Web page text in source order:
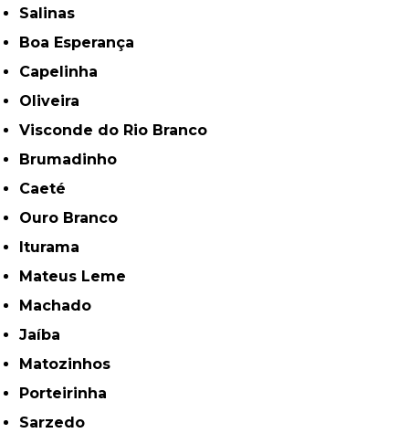
Salinas
Boa Esperança
Capelinha
Oliveira
Visconde do Rio Branco
Brumadinho
Caeté
Ouro Branco
Iturama
Mateus Leme
Machado
Jaíba
Matozinhos
Porteirinha
Sarzedo